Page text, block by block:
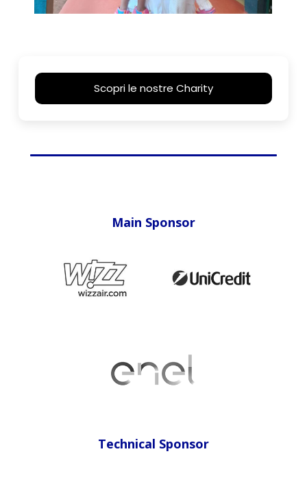
Scopri le nostre Charity
Main Sponsor
Technical Sponsor